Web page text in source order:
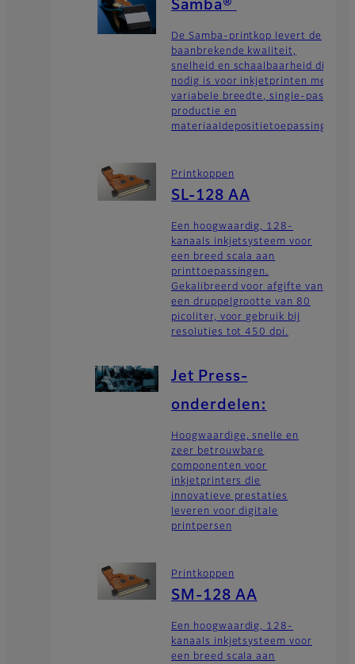
Samba®
De Samba-printkop levert de
baanbrekende kwaliteit,
snelheid en schaalbaarheid die
nodig is voor inkjetprinten met
variabele breedte, single-pass
productie en
materiaaldepositietoepassingen.
Printkoppen
SL-128 AA
Een hoogwaardig, 128-
kanaals inkjetsysteem voor
een breed scala aan
printtoepassingen.
Gekalibreerd voor afgifte van
een druppelgrootte van 80
picoliter, voor gebruik bij
resoluties tot 450 dpi.
Jet Press-
onderdelen:
Hoogwaardige, snelle en
zeer betrouwbare
componenten voor
inkjetprinters die
innovatieve prestaties
leveren voor digitale
printpersen
Printkoppen
SM-128 AA
Een hoogwaardig, 128-
kanaals inkjetsysteem voor
een breed scala aan